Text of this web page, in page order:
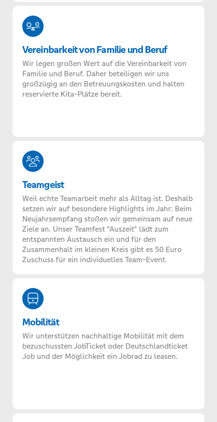
Vereinbarkeit von Familie und Beruf
Wir legen großen Wert auf die Vereinbarkeit von
Familie und Beruf. Daher beteiligen wir uns
großzügig an den Betreuungskosten und halten
reservierte Kita-Plätze bereit.
Teamgeist
Weil echte Teamarbeit mehr als Alltag ist. Deshalb
setzen wir auf besondere Highlights im Jahr: Beim
Neujahrsempfang stoßen wir gemeinsam auf neue
Ziele an. Unser Teamfest "Auszeit" lädt zum
entspannten Austausch ein und für den
Zusammenhalt im kleinen Kreis gibt es 50 Euro
Zuschuss für ein individuelles Team-Event.
Mobilität
Wir unterstützen nachhaltige Mobilität mit dem
bezuschussten JobTicket oder Deutschlandticket
Job und der Möglichkeit ein Jobrad zu leasen.